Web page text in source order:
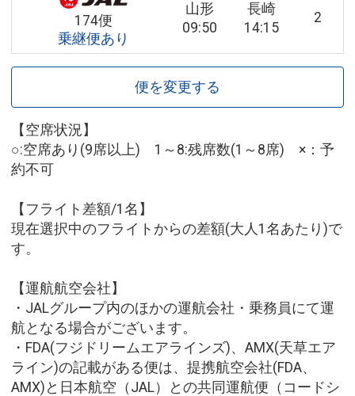
174便
乗継便あり
山形
09:50
長崎
14:15
2
便を変更する
【空席状況】
○:空席あり(9席以上) 1～8:残席数(1～8席) ×：予
約不可
【フライト差額/1名】
現在選択中のフライトからの差額(大人1名あたり)で
す。
【運航航空会社】
・JALグループ内のほかの運航会社・乗務員にて運
航となる場合がございます。
・FDA(フジドリームエアラインズ)、AMX(天草エア
ライン)の記載がある便は、提携航空会社(FDA、
AMX)と日本航空（JAL）との共同運航便（コードシ